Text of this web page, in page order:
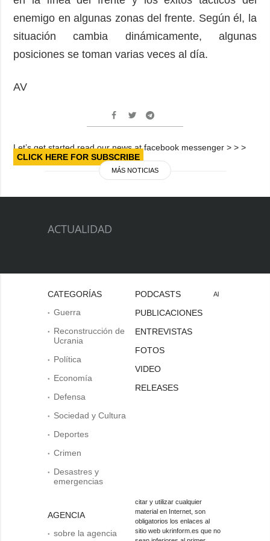
enemigo en algunas zonas del frente. Según él, la
situación cambia dinámicamente, algunas
posiciones se toman varias veces al día.
AV
Let’s get started read our news at facebook messenger > > >
CLICK HERE FOR SUBSCRIBE
MÁS NOTICIAS
ACTUALIDAD
CATEGORÍAS
Guerra
Reconstrucción de
Ucrania
Política
Economía
Defensa
Sociedad y Cultura
Deportes
Crimen
Desastres y
emergencias
AGENCIA
sobre la agencia
PODCASTS
PUBLICACIONES
ENTREVISTAS
FOTOS
VIDEO
RELEASES
Al
citar y utilizar cualquier
material en Internet, son
obligatorios los enlaces al
sitio web ukrinform.es que no